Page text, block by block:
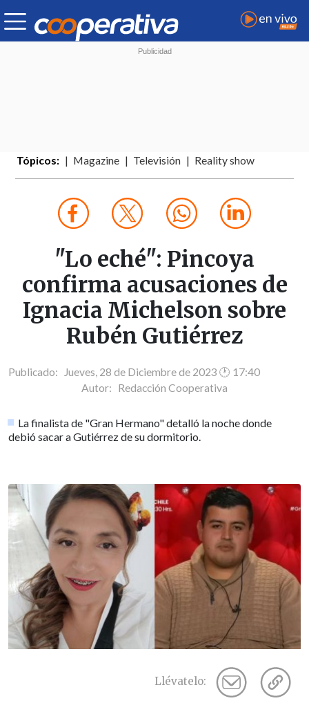
Tópicos: Magazine Televisión Reality show
"Lo eché": Pincoya
confirma acusaciones de
Ignacia Michelson sobre
Rubén Gutiérrez
Publicado: Jueves, 28 de Diciembre de 2023 🕐 17:40
Autor: Redacción Cooperativa
La finalista de "Gran Hermano" detalló la noche donde
debió sacar a Gutiérrez de su dormitorio.
Llévatelo: